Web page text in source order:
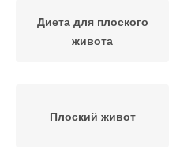
Диета для плоского
живота
Плоский живот